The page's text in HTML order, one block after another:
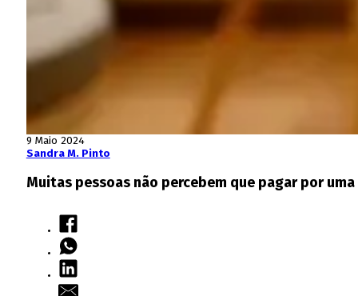
9 Maio 2024
Sandra M. Pinto
Muitas pessoas não percebem que pagar por